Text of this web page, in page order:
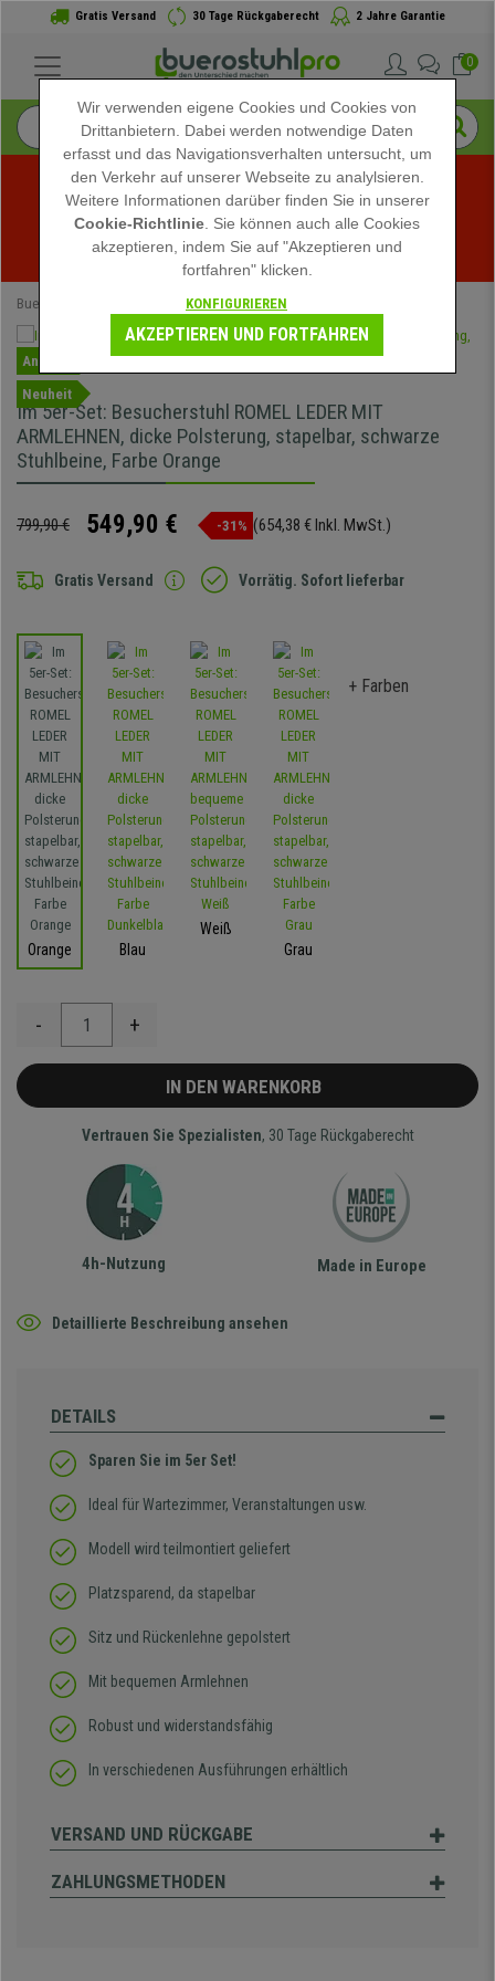
Gratis Versand 30 Tage Rückgaberecht 2 Jahre Garantie
0
Sommerschlussverkauf bei buerostuhlpro! Exklusive
Rabatte für kurze Zeit - Aktion ansehen -
Buerostuhlpro Konferenzstühle
Angebot
Neuheit
Im 5er-Set: Besucherstuhl ROMEL LEDER MIT
ARMLEHNEN, dicke Polsterung, stapelbar, schwarze
Stuhlbeine, Farbe Orange
799,90 € 549,90 € -31% (654,38 € Inkl. MwSt.)
Gratis Versand Vorrätig. Sofort lieferbar
Orange Blau
Weiß
Grau
+ Farben
- +
IN DEN WARENKORB
Vertrauen Sie Spezialisten, 30 Tage Rückgaberecht
4h-Nutzung Made in Europe
Detaillierte Beschreibung ansehen
DETAILS
Sparen Sie im 5er Set!
Ideal für Wartezimmer, Veranstaltungen usw.
Modell wird teilmontiert geliefert
Platzsparend, da stapelbar
Sitz und Rückenlehne gepolstert
Mit bequemen Armlehnen
Robust und widerstandsfähig
In verschiedenen Ausführungen erhältlich
VERSAND UND RÜCKGABE
ZAHLUNGSMETHODEN
Wir verwenden eigene Cookies und Cookies von
Drittanbietern. Dabei werden notwendige Daten
erfasst und das Navigationsverhalten untersucht, um
den Verkehr auf unserer Webseite zu analylsieren.
Weitere Informationen darüber finden Sie in unserer
Cookie-Richtlinie . Sie können auch alle Cookies
akzeptieren, indem Sie auf "Akzeptieren und
fortfahren" klicken.
KONFIGURIEREN
AKZEPTIEREN UND FORTFAHREN